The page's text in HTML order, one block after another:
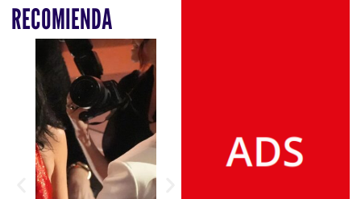
RECOMIENDA